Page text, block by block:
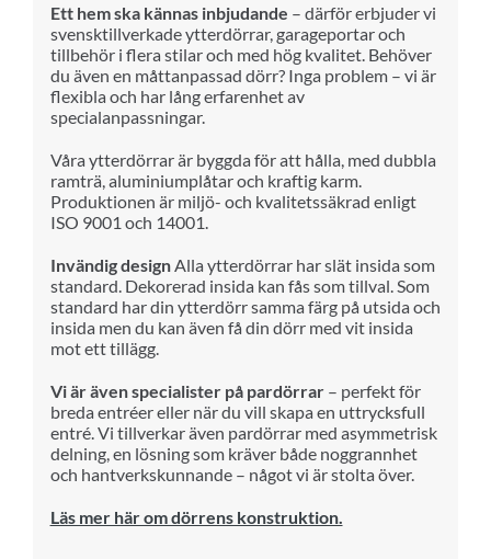
Ett hem ska kännas inbjudande – därför erbjuder vi
svensktillverkade ytterdörrar, garageportar och
tillbehör i flera stilar och med hög kvalitet. Behöver
du även en måttanpassad dörr? Inga problem – vi är
flexibla och har lång erfarenhet av
specialanpassningar.
Våra ytterdörrar är byggda för att hålla, med dubbla
ramträ, aluminiumplåtar och kraftig karm.
Produktionen är miljö- och kvalitetssäkrad enligt
ISO 9001 och 14001.
Invändig designAlla ytterdörrar har slät insida som
standard. Dekorerad insida kan fås som tillval. Som
standard har din ytterdörr samma färg på utsida och
insida men du kan även få din dörr med vit insida
mot ett tillägg.
Vi är även specialister på pardörrar– perfekt för
breda entréer eller när du vill skapa en uttrycksfull
entré. Vi tillverkar även pardörrar med asymmetrisk
delning, en lösning som kräver både noggrannhet
och hantverkskunnande – något vi är stolta över.
Läs mer här om dörrens konstruktion.